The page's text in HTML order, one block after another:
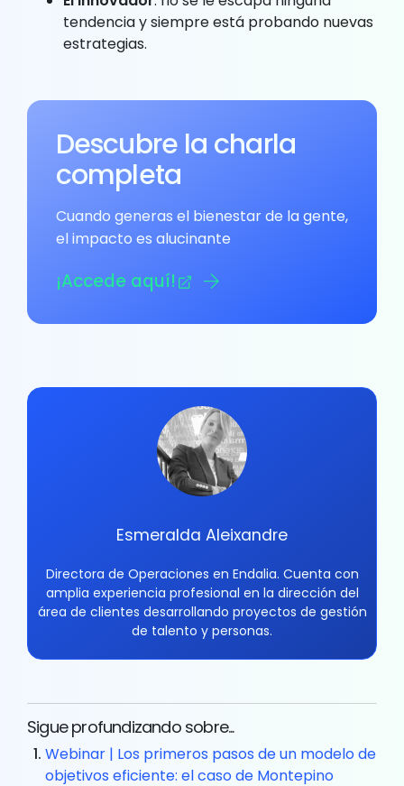
tendencia y siempre está probando nuevas
estrategias.
Descubre la charla
completa
Cuando generas el bienestar de la gente,
el impacto es alucinante
¡Accede aquí!
Esmeralda Aleixandre
Directora de Operaciones en Endalia. Cuenta con
amplia experiencia profesional en la dirección del
área de clientes desarrollando proyectos de gestión
de talento y personas.
Sigue profundizando sobre...
Webinar | Los primeros pasos de un modelo de
objetivos eficiente: el caso de Montepino